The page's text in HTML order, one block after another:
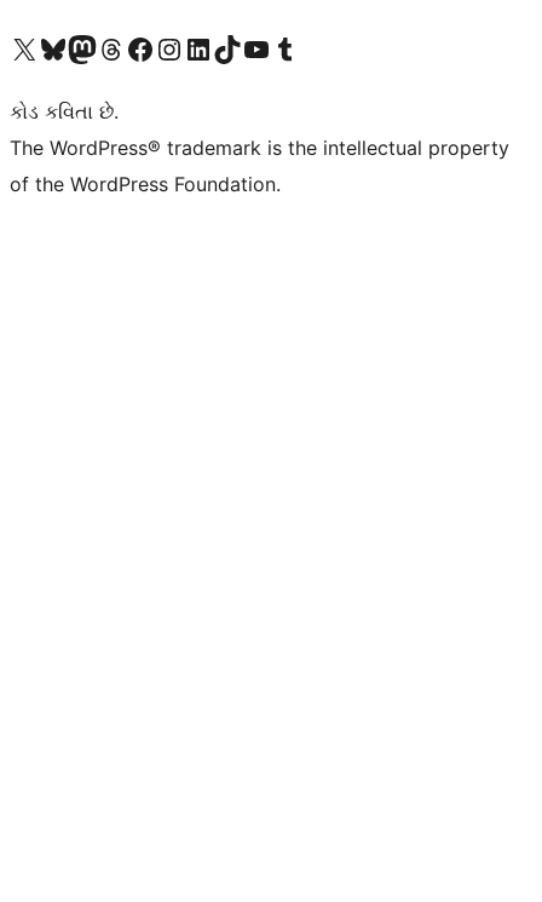
અમારા X (અગાઉ ટ્વિટર) એકાઉન્ટની મુલાકાત લોઅમારા Bluesky એકાઉન્ટની મુલાકાત લોઅમારા માસ્ટોડોન એકાઉન્ટની મુલાકાત લોઅમારા Threads એકાઉન્ટની મુલાકાત લો અમારા ફેસબુક પેજની મુલાકાત લોઅમારા ઇન્સ્ટાગ્રામ એકાઉન્ટની મુલાકાત લો અમારા LinkedIn એકાઉન્ટની મુલાકાત લોઅમારા TikTok એકાઉન્ટની મુલાકાત લોઅમારી YouTube ચેનલની મુલાકાત લો અમારા Tumblr એકાઉન્ટની મુલાકાત લો
કોડ કવિતા છે.
The WordPress® trademark is the intellectual property
of the WordPress Foundation.